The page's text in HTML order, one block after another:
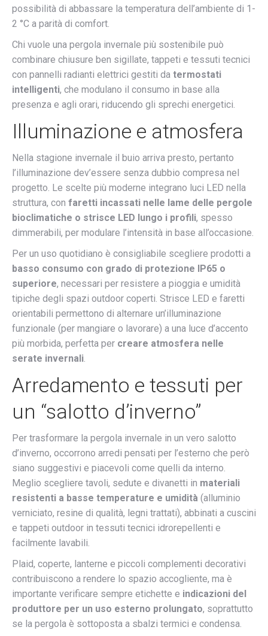
possibilità di abbassare la temperatura dell’ambiente di 1-
2 °C a parità di comfort.
Chi vuole una pergola invernale più sostenibile può
combinare chiusure ben sigillate, tappeti e tessuti tecnici
con pannelli radianti elettrici gestiti da termostati
intelligenti, che modulano il consumo in base alla
presenza e agli orari, riducendo gli sprechi energetici.
Illuminazione e atmosfera
Nella stagione invernale il buio arriva presto, pertanto
l’illuminazione dev’essere senza dubbio compresa nel
progetto. Le scelte più moderne integrano luci LED nella
struttura, con faretti incassati nelle lame delle pergole
bioclimatiche o strisce LED lungo i profili, spesso
dimmerabili, per modulare l’intensità in base all’occasione.
Per un uso quotidiano è consigliabile scegliere prodotti a
basso consumo con grado di protezione IP65 o
superiore, necessari per resistere a pioggia e umidità
tipiche degli spazi outdoor coperti. Strisce LED e faretti
orientabili permettono di alternare un’illuminazione
funzionale (per mangiare o lavorare) a una luce d’accento
più morbida, perfetta per creare atmosfera nelle
serate invernali.
Arredamento e tessuti per
un “salotto d’inverno”
Per trasformare la pergola invernale in un vero salotto
d’inverno, occorrono arredi pensati per l’esterno che però
siano suggestivi e piacevoli come quelli da interno.
Meglio scegliere tavoli, sedute e divanetti in materiali
resistenti a basse temperature e umidità (alluminio
verniciato, resine di qualità, legni trattati), abbinati a cuscini
e tappeti outdoor in tessuti tecnici idrorepellenti e
facilmente lavabili.
Plaid, coperte, lanterne e piccoli complementi decorativi
contribuiscono a rendere lo spazio accogliente, ma è
importante verificare sempre etichette e indicazioni del
produttore per un uso esterno prolungato, soprattutto
se la pergola è sottoposta a sbalzi termici e condensa.